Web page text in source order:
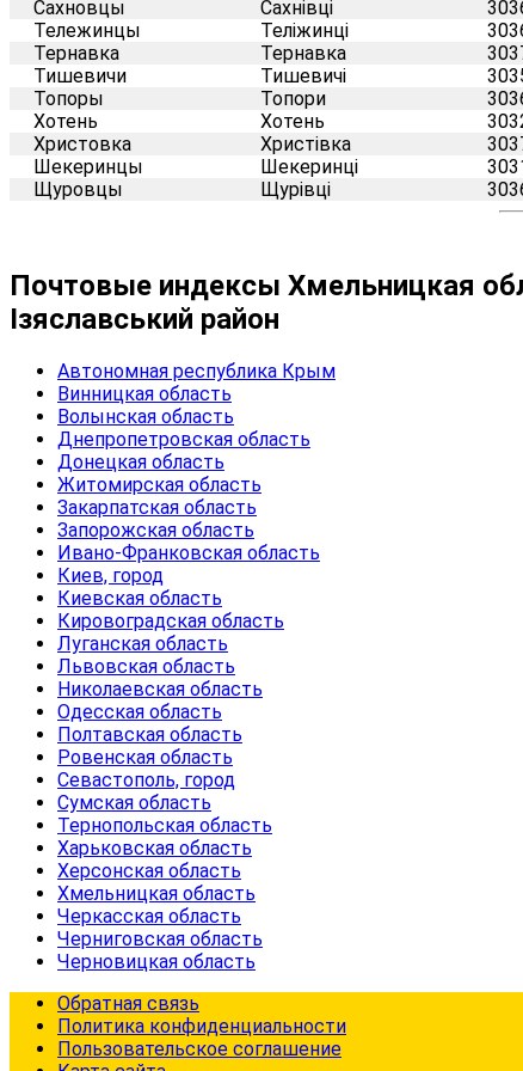
Сахновцы
Сахнівці
Тележинцы
Теліжинці
Тернавка
Тернавка
Тишевичи
Тишевичі
Топоры
Топори
Хотень
Хотень
Христовка
Христівка
Шекеринцы
Шекеринці
Щуровцы
Щурівці
Почтовые индексы Хмельницкая
Ізяславський район
Автономная республика Крым
Винницкая область
Волынская область
Днепропетровская область
Донецкая область
Житомирская область
Закарпатская область
Запорожская область
Ивано-Франковская область
Киев, город
Киевская область
Кировоградская область
Луганская область
Львовская область
Николаевская область
Одесская область
Полтавская область
Ровенская область
Севастополь, город
Сумская область
Тернопольская область
Харьковская область
Херсонская область
Хмельницкая область
Черкасская область
Черниговская область
Черновицкая область
Обратная связь
Политика конфиденциальности
Пользовательское соглашение